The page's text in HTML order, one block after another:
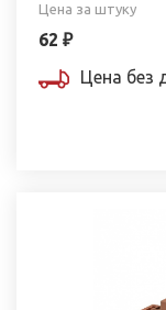
Цена за штуку
62 ₽
Цена без